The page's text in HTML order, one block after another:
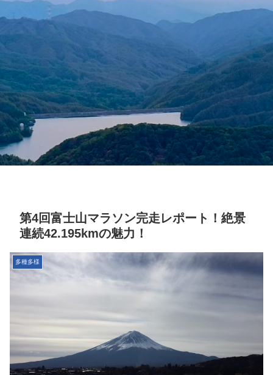
第4回富士山マラソン完走レポート！絶景
連続42.195kmの魅力！
多種多様